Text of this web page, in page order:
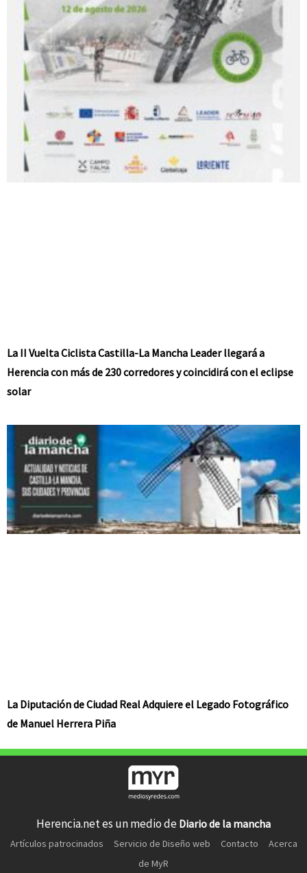
La II Vuelta Ciclista Castilla-La Mancha Leader llegará a
Herencia con más de 230 corredores y coincidirá con el eclipse
solar
La Diputación de Ciudad Real Adquiere el Legado Fotográfico
de Manuel Herrera Piña
Herencia.net es un medio de Diario de la mancha
Artículos patrocinados Servicio de Diseño web Contacto
Acerca
de MyR